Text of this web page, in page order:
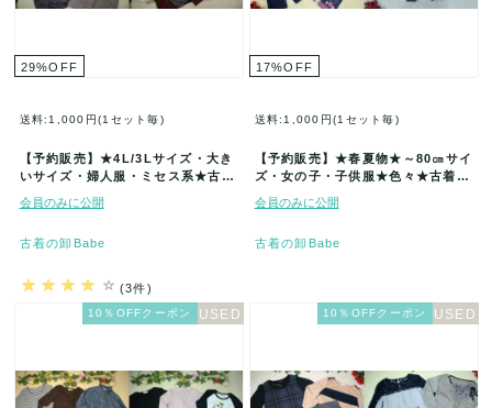
29%OFF
送料:1,000円(1セット毎)
【予約販売】★4L/3Lサイズ・大き
いサイズ・婦人服・ミセス系★古着
会員のみに公開
古着の卸Babe
(3件)
17%OFF
送料:1,000円(1セット毎)
【予約販売】★春夏物★～80㎝サイ
ズ・女の子・子供服★色々★古着ア
め…
会員のみに公開
古着の卸Babe
10％OFFクーポン 10％OFFクーポン